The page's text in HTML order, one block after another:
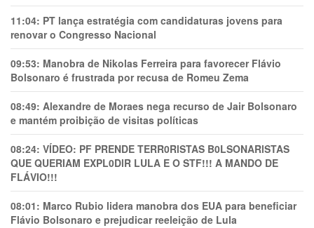
11:04: PT lança estratégia com candidaturas jovens para
renovar o Congresso Nacional
09:53: Manobra de Nikolas Ferreira para favorecer Flávio
Bolsonaro é frustrada por recusa de Romeu Zema
08:49: Alexandre de Moraes nega recurso de Jair Bolsonaro
e mantém proibição de visitas políticas
08:24: VÍDEO: PF PRENDE TERR0RlSTAS B0LSONARlSTAS
QUE QUERIAM EXPL0DlR LULA E O STF!!! A MANDO DE
FLÁVIO!!!
08:01: Marco Rubio lidera manobra dos EUA para beneficiar
Flávio Bolsonaro e prejudicar reeleição de Lula